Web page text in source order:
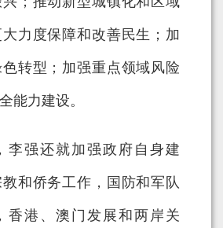
力度保障和改善民生；加
转型；加强重点领域风险
能力建设。
强还就加强政府自身建
和侨务工作，国防和军队
香港、澳门发展和两岸关